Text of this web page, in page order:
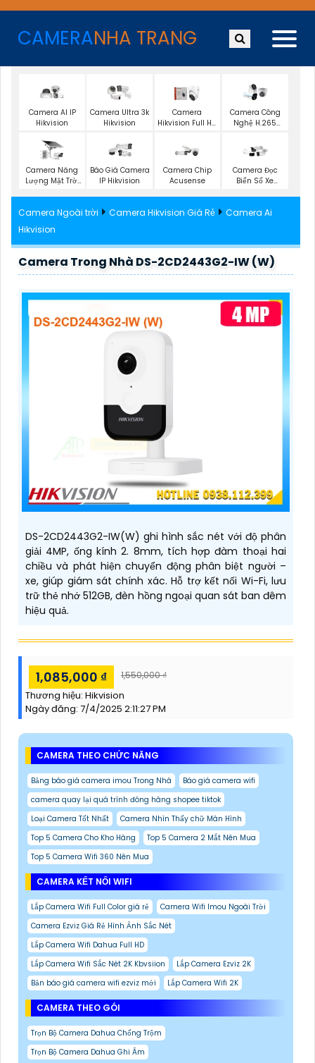
CAMERANHA TRANG
Camera AI IP
Hikvision
Camera Ultra 3k
Hikvision
Camera
Hikvision Full Hd
Camera Công
Nghệ H.265
Camera Năng
Lượng Mặt Trời
Báo Giá Camera
IP Hikvision
Camera Chip
Acusense
Camera Đọc
Biển Số Xe
Camera Ngoài trời Camera Hikvision Giá Rẻ
Camera Ai
Hikvision
Camera Trong Nhà DS-2CD2443G2-IW (W)
DS-2CD2443G2-IW(W) ghi hình sắc nét với độ phân
giải 4MP, ống kính 2. 8mm, tích hợp đàm thoại hai
chiều và phát hiện chuyển động phân biệt người –
xe, giúp giám sát chính xác. Hỗ trợ kết nối Wi-Fi, lưu
trữ thẻ nhớ 512GB, đèn hồng ngoại quan sát ban đêm
hiệu quả.
1,085,000 ₫ 1,550,000 ₫
Thương hiệu: Hikvision
Ngày đăng: 7/4/2025 2:11:27 PM
CAMERA THEO CHỨC NĂNG
Bảng báo giá camera imou Trong Nhà
Báo giá camera wifi
camera quay lại quá trình đóng hàng shopee tiktok
Loại Camera Tốt Nhất
Camera Nhìn Thấy chữ Màn Hình
Top 5 Camera Cho Kho Hàng
Top 5 Camera 2 Mắt Nên Mua
Top 5 Camera Wifi 360 Nên Mua
CAMERA KẾT NỐI WIFI
Lắp Camera Wifi Full Color giá rẻ
Camera Wifi Imou Ngoài Trời
Camera Ezviz Giá Rẻ Hình Ảnh Sắc Nét
Lắp Camera Wifi Dahua Full HD
Lắp Camera Wifi Sắc Nét 2K Kbvsiion
Lắp Camera Ezviz 2K
Bản báo giá camera wifi ezviz mới
Lắp Camera Wifi 2K
CAMERA THEO GÓI
Trọn Bộ Camera Dahua Chống Trộm
Trọn Bộ Camera Dahua Ghi Âm